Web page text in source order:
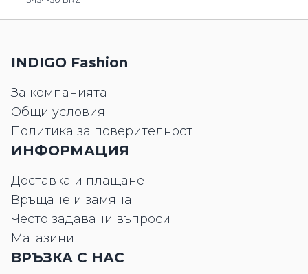
INDIGO Fashion
За компанията
Общи условия
Политика за поверителност
ИНФОРМАЦИЯ
Доставка и плащане
Връщане и замяна
Често задавани въпроси
Магазини
ВРЪЗКА С НАС